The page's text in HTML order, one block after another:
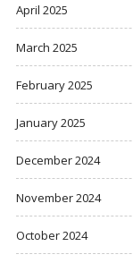
April 2025
March 2025
February 2025
January 2025
December 2024
November 2024
October 2024